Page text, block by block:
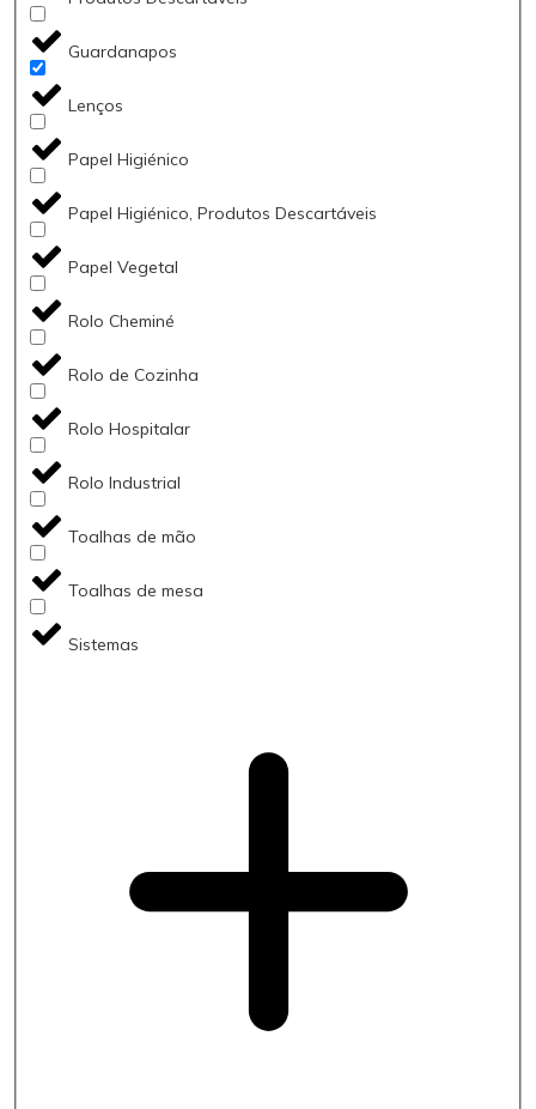
Guardanapos
Lenços
Papel Higiénico
Papel Higiénico, Produtos Descartáveis
Papel Vegetal
Rolo Cheminé
Rolo de Cozinha
Rolo Hospitalar
Rolo Industrial
Toalhas de mão
Toalhas de mesa
Sistemas